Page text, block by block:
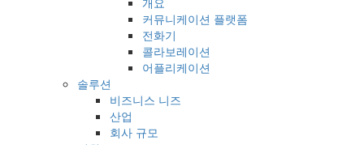
커뮤니케이션 플랫폼
전화기
콜라보레이션
어플리케이션
솔루션
비즈니스 니즈
산업
회사 규모